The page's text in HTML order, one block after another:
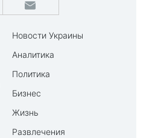
Новости Украины
Аналитика
Политика
Бизнес
Жизнь
Развлечения